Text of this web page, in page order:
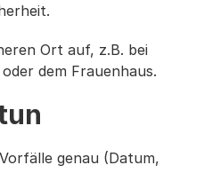
Ort auf, z.B. bei
dem Frauenhaus.
genau (Datum,